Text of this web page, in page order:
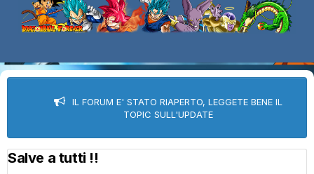
IL FORUM E' STATO RIAPERTO, LEGGETE BENE IL
TOPIC SULL'UPDATE
Salve a tutti !!